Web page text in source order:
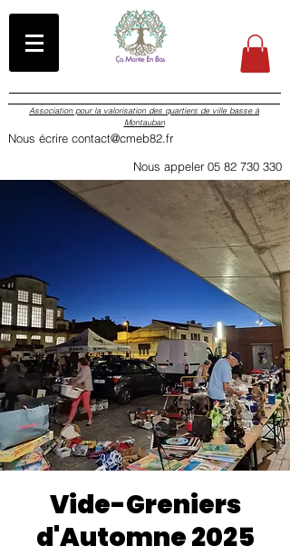
Association pour la valorisation des quartiers de ville basse à
Montauban
Nous écrire contact@cmeb82.fr
Nous appeler 05 82 730 330
Vide-Greniers
d'Automne 2025